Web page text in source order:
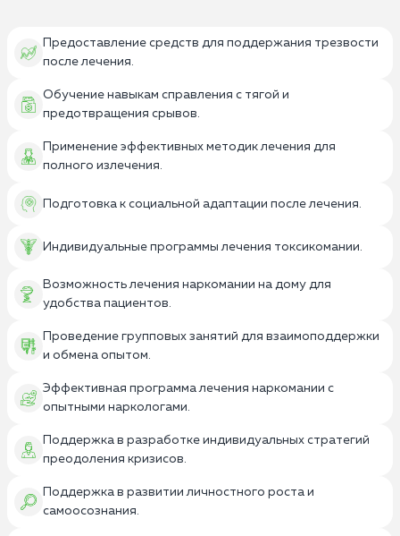
Предоставление средств для поддержания трезвости
после лечения.
Обучение навыкам справления с тягой и
предотвращения срывов.
Применение эффективных методик лечения для
полного излечения.
Подготовка к социальной адаптации после лечения.
Индивидуальные программы лечения токсикомании.
Возможность лечения наркомании на дому для
удобства пациентов.
Проведение групповых занятий для взаимоподдержки
и обмена опытом.
Эффективная программа лечения наркомании с
опытными наркологами.
Поддержка в разработке индивидуальных стратегий
преодоления кризисов.
Поддержка в развитии личностного роста и
самоосознания.